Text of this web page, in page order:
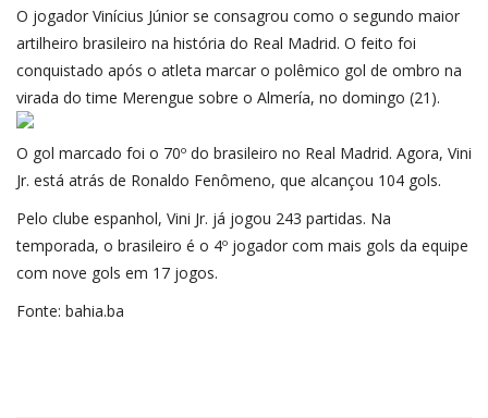
O jogador Vinícius Júnior se consagrou como o segundo maior
artilheiro brasileiro na história do Real Madrid. O feito foi
conquistado após o atleta marcar o polêmico gol de ombro na
virada do time Merengue sobre o Almería, no domingo (21).
O gol marcado foi o 70º do brasileiro no Real Madrid. Agora, Vini
Jr. está atrás de Ronaldo Fenômeno, que alcançou 104 gols.
Pelo clube espanhol, Vini Jr. já jogou 243 partidas. Na
temporada, o brasileiro é o 4º jogador com mais gols da equipe
com nove gols em 17 jogos.
Fonte: bahia.ba